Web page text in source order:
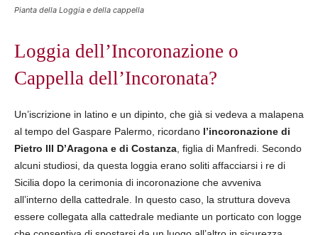
Pianta della Loggia e della cappella
Loggia dell’Incoronazione o
Cappella dell’Incoronata?
Un’iscrizione in latino e un dipinto, che già si vedeva a malapena
al tempo del Gaspare Palermo, ricordano l’incoronazione di
Pietro III D’Aragona e di Costanza , figlia di Manfredi. Secondo
alcuni studiosi, da questa loggia erano soliti affacciarsi i re di
Sicilia dopo la cerimonia di incoronazione che avveniva
all’interno della cattedrale. In questo caso, la struttura doveva
essere collegata alla cattedrale mediante un porticato con logge